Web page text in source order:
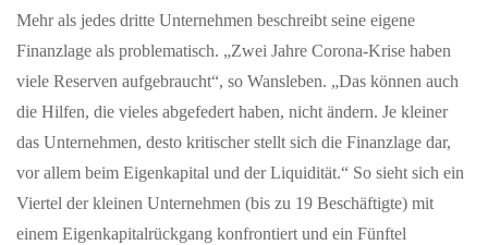
berechnen Zukunft Altbau: Batteriespeicher sind inzwischen
Mehr als jedes dritte Unternehmen beschreibt seine eigene
Finanzlage als problematisch. „Zwei Jahre Corona-Krise haben
viele Reserven aufgebraucht“, so Wansleben. „Das können auch
die Hilfen, die vieles abgefedert haben, nicht ändern. Je kleiner
das Unternehmen, desto kritischer stellt sich die Finanzlage dar,
vor allem beim Eigenkapital und der Liquidität.“ So sieht sich ein
Viertel der kleinen Unternehmen (bis zu 19 Beschäftigte) mit
einem Eigenkapitalrückgang konfrontiert und ein Fünftel